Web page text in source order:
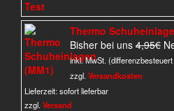
Thermo
Bisher bei uns 4,95€
inkl. MwSt.
zzgl. Versandkosten
Lieferzeit:sofort lieferbar
zzgl. Versand